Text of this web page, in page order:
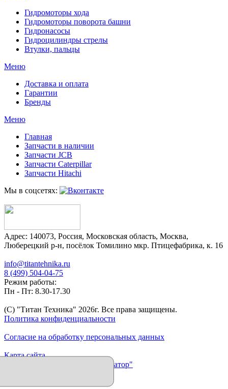
Гидромоторы хода
Гидромоторы поворота башни
Гидронасосы
Гидроцилиндры стрелы
Втулки, пальцы
Меню
Доставка и оплата
Гарантии
Бренды
Меню
Главная
Запчасти в наличии
Запчасти JCB
Запчасти Caterpillar
Запчасти Hitachi
Мы в соцсетях:
Адрес: 140073, Россия, Московская область, Москва,
Люберецкий р-н, посёлок Томилино мкр. Птицефабрика, к. 16
info@titantehnika.ru
8 (499) 504-04-75
Режим работы:
Пн - Пт: 8.30-17.30
(C) "Титан Техника" 2026г. Все права защищены.
Политика конфиденциальности
Согласие на обработку персональных данных
Карта сайта
Продвижение сайта "Иллюминатор"